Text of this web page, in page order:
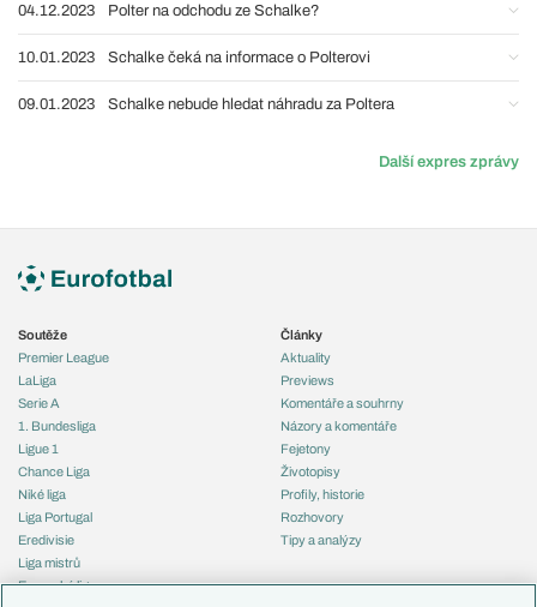
04.12.2023 Polter na odchodu ze Schalke?
10.01.2023 Schalke čeká na informace o Polterovi
09.01.2023 Schalke nebude hledat náhradu za Poltera
Další expres zprávy
Soutěže
Premier League
LaLiga
Serie A
1. Bundesliga
Ligue 1
Chance Liga
Niké liga
Liga Portugal
Eredivisie
Liga mistrů
Evropská liga
Články
Aktuality
Previews
Komentáře a souhrny
Názory a komentáře
Fejetony
Životopisy
Profily, historie
Rozhovory
Tipy a analýzy